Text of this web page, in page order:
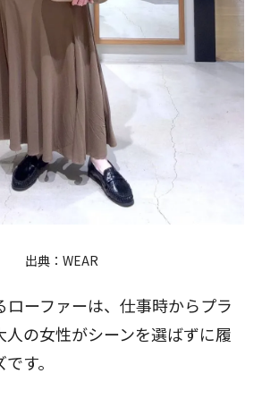
出典： WEAR
ローファーは、仕事時からプラ
人の女性がシーンを選ばずに履
す。